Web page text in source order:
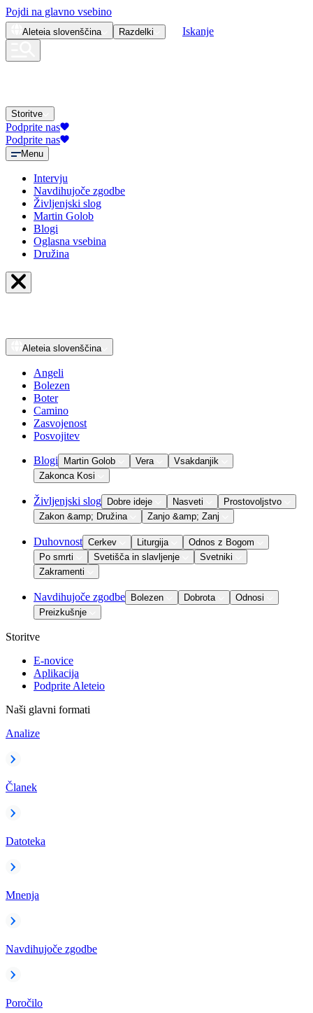
Pojdi na glavno vsebino
Aleteia slovenščina Razdelki Iskanje
Storitve
Podprite nas
Podprite nas
Menu
Intervju
Navdihujoče zgodbe
Življenjski slog
Martin Golob
Blogi
Oglasna vsebina
Družina
Aleteia slovenščina
Angeli
Bolezen
Boter
Camino
Zasvojenost
Posvojitev
Blogi Martin Golob Vera
Vsakdanjik
Zakonca Kosi
Življenjski slog Dobre ideje Nasveti
Prostovoljstvo
Zakon &amp; Družina
Zanjo &amp; Zanj
Duhovnost Cerkev Liturgija
Odnos z Bogom
Po smrti
Svetišča in slavljenje
Svetniki
Zakramenti
Navdihujoče zgodbe Bolezen Dobrota
Odnosi
Preizkušnje
Storitve
E-novice
Aplikacija
Podprite Aleteio
Naši glavni formati
Analize
Članek
Datoteka
Mnenja
Navdihujoče zgodbe
Poročilo